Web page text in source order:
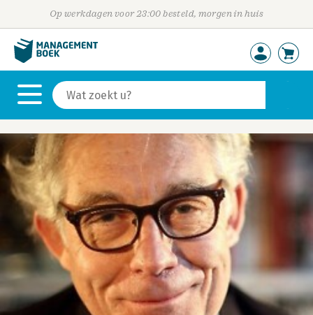
Op werkdagen voor 23:00 besteld, morgen in huis